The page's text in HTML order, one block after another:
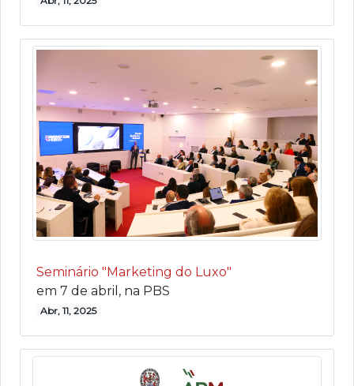
Seminário "Marketing do Luxo"
em 7 de abril, na PBS
Abr, 11, 2025